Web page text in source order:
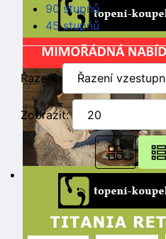
90 stupňů
45 stupňů
Řazení:
Zobrazit: